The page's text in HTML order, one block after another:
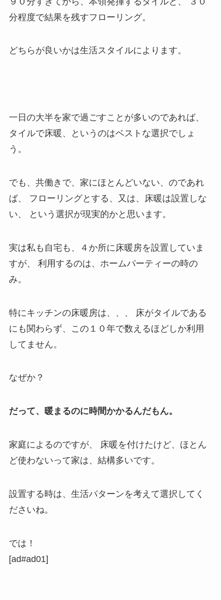
分程度で結果を残すフローリング。
どちらが良いかは生活スタイルによります。
一日の大半を家で過ごすことが多いのであれば、
タイルで床暖、というのはベストな選択でしょ
う。
でも、共働きで、家にほとんどいない、のであれ
ば、 フローリングとする、又は、床暖は設置しな
い、 という選択が現実的かと思います。
実は私も自宅も、４か所に床暖房を設置していま
すが、 利用するのは、ホームパーティーの時の
み。
特にキッチンの床暖房は、、、 床がタイルである
にも関わらず、この１０年で数えるほどしか利用
してません。
なぜか？
だって、暖まるのに時間かかるんだもん。
家庭によるのですが、 床暖を付けたけど、ほとん
ど使わないって家は、結構多いです。
設置する時は、生活パターンを考えて選択してく
ださいね。
では！
[ad#ad01]